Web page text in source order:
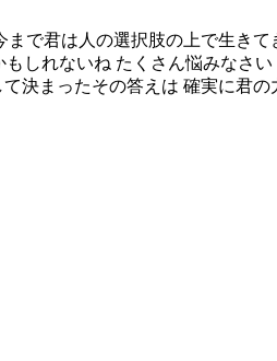
で君は人の選択肢の上で生
れないね たくさん悩みなさ
まったその答えは 確実に君の